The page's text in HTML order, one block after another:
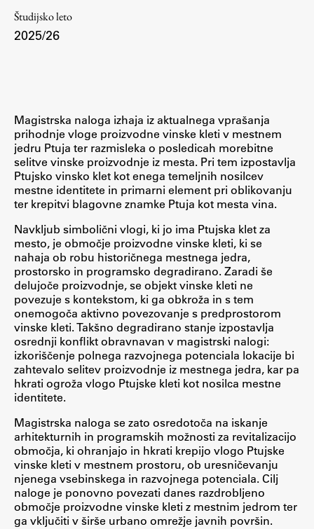
Intranet UL FA
Študij
Predstavitev študija
Študentske informacije
Urniki
Študijski programi
Predmeti
Izbirni moduli EMŠA
Vpis
Zaključek študija
Mednarodne izmenjave
Študijske prakse
Spletna učilnica
ŠIS (SI)
ŠIS (EN)
Študijsko leto
2025/26
Magistrska naloga izhaja iz aktualnega vprašanja
prihodnje vloge proizvodne vinske kleti v mestnem
jedru Ptuja ter razmisleka o posledicah morebitne
selitve vinske proizvodnje iz mesta. Pri tem izpostavlja
Ptujsko vinsko klet kot enega temeljnih nosilcev
mestne identitete in primarni element pri oblikovanju
ter krepitvi blagovne znamke Ptuja kot mesta vina.
Navkljub simbolični vlogi, ki jo ima Ptujska klet za
mesto, je območje proizvodne vinske kleti, ki se
nahaja ob robu historičnega mestnega jedra,
prostorsko in programsko degradirano. Zaradi še
delujoče proizvodnje, se objekt vinske kleti ne
povezuje s kontekstom, ki ga obkroža in s tem
onemogoča aktivno povezovanje s predprostorom
vinske kleti. Takšno degradirano stanje izpostavlja
osrednji konflikt obravnavan v magistrski nalogi:
izkoriščenje polnega razvojnega potenciala lokacije bi
zahtevalo selitev proizvodnje iz mestnega jedra, kar pa
hkrati ogroža vlogo Ptujske kleti kot nosilca mestne
identitete.
Magistrska naloga se zato osredotoča na iskanje
arhitekturnih in programskih možnosti za revitalizacijo
območja, ki ohranjajo in hkrati krepijo vlogo Ptujske
vinske kleti v mestnem prostoru, ob uresničevanju
njenega vsebinskega in razvojnega potenciala. Cilj
naloge je ponovno povezati danes razdrobljeno
območje proizvodne vinske kleti z mestnim jedrom ter
ga vključiti v širše urbano omrežje javnih površin.